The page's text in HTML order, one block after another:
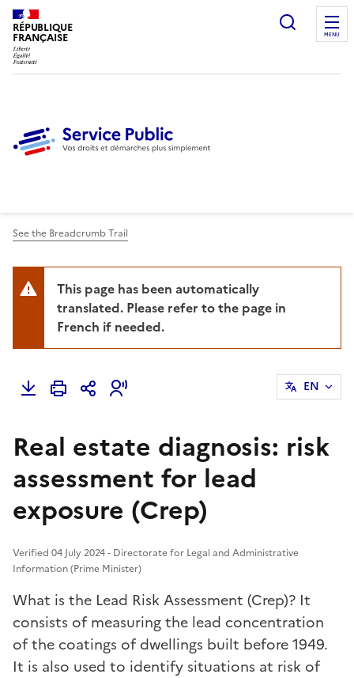
RÉPUBLIQUE
FRANÇAISE
Ouvrir
MENU
See the Breadcrumb Trail
This page has been automatically
translated. Please refer to the page in
French if needed.
EN
Real estate diagnosis: risk
assessment for lead
exposure (Crep)
Verified 04 July 2024 - Directorate for Legal and Administrative
Information (Prime Minister)
What is the Lead Risk Assessment (Crep)? It
consists of measuring the lead concentration
of the coatings of dwellings built before 1949.
It is also used to identify situations at risk of